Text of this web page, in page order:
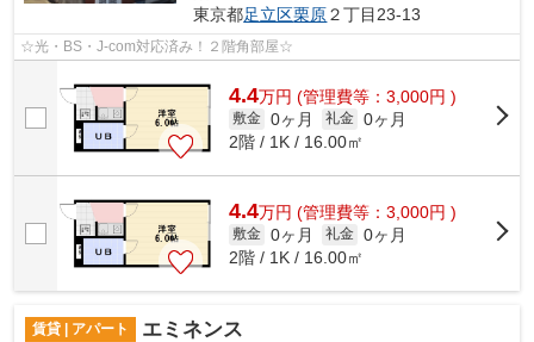
東京都足立区栗原２丁目23-13
☆光・BS・J-com対応済み！２階角部屋☆
4.4万円 (管理費等：3,000円 )
敷金 0ヶ月 礼金 0ヶ月
2階 / 1K / 16.00㎡
4.4万円 (管理費等：3,000円 )
敷金 0ヶ月 礼金 0ヶ月
2階 / 1K / 16.00㎡
賃貸 | アパート エミネンス